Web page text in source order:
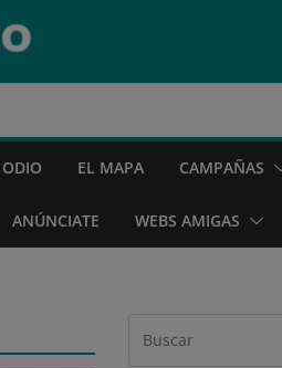
EL MAPA CAMPAÑAS
ANÚNCIATE WEBS AMIGAS